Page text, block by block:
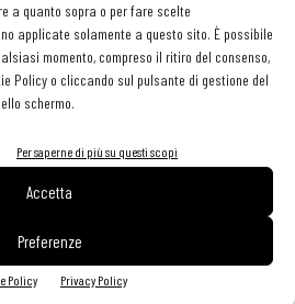
a quanto sopra o per fare scelte
applicate solamente a questo sito. È possibile
momento, compreso il ritiro del consenso,
Policy o cliccando sul pulsante di gestione del
schermo.
Per saperne di più su questi scopi
Accetta
Preferenze
Policy Privacy Policy
e per contribuire a conservarli. Oggi
cucina, attenta al rispetto degli
mai. Non certo per sanificare o per
e per intenerire, riducendo i tempi di
moltissimi modi diversi, vecchi e nuovi,
nostrane sia a quelle degli altri.